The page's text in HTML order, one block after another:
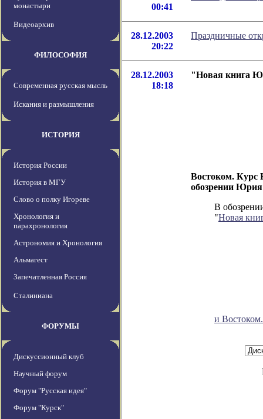
монастыри
Видеоархив
ФИЛОСОФИЯ
Современная русская мысль
Искания и размышления
ИСТОРИЯ
История России
История в МГУ
Слово о полку Игореве
Хронология и
парахронология
Астрономия и Хронология
Альмагест
Запечатленная Россия
Сталиниана
ФОРУМЫ
Дискуссионный клуб
Научный форум
Форум "Русская идея"
Форум "Курск"
00:41
28.12.2003
20:22
Праздничные
28.12.2003
18:18
"Новая книга
Востоком.
обозрении
В
"Новая
и